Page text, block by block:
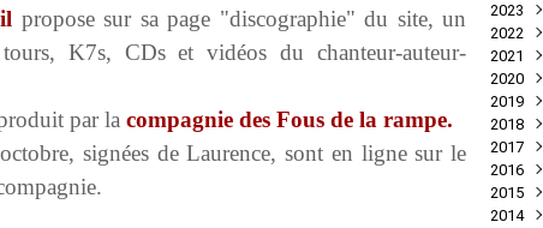
propose sur sa page "discographie" du site, un
K7s, CDs et vidéos du chanteur-auteur-
par la compagnie des Fous de la rampe.
signées de Laurence, sont en ligne sur le
Avril
Mars
Août
Mai
Avril
Mars
Août
Juin
Mai
Avril
Mars
2023
Juin
Mai
Avril
Mars
2022
Août
Juin
Mai
2021
Août
Juin
2020
Août
Juin
2019
Août
2018
2017
2016
2015
2014